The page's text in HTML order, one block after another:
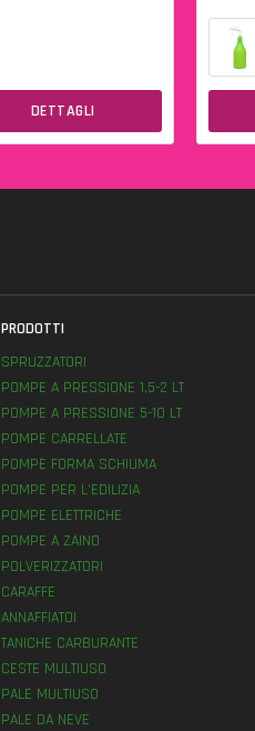
DETTAGLI
PRODOTTI
SPRUZZATORI
POMPE A PRESSIONE 1,5-2 LT
POMPE A PRESSIONE 5-10 LT
POMPE CARRELLATE
POMPE FORMA SCHIUMA
POMPE PER L’EDILIZIA
POMPE ELETTRICHE
POMPE A ZAINO
POLVERIZZATORI
CARAFFE
ANNAFFIATOI
TANICHE CARBURANTE
CESTE MULTIUSO
PALE MULTIUSO
PALE DA NEVE